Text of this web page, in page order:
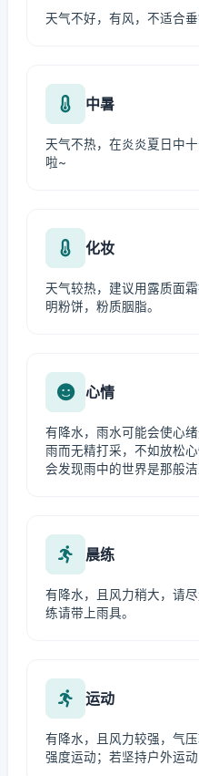
天气不好，有风，不适合垂
中暑
天气不热，在炎炎夏日中
啦~
化妆
天气较热，建议用露质面
明粉饼，粉质胭脂。
心情
有降水，雨水可能会使心
雨而无精打采，不如放松
会发现雨中的世界是那般洁
晨练
有降水，且风力稍大，请
练请带上雨具。
运动
有降水，且风力较强，气
强度运动；若坚持户外运动